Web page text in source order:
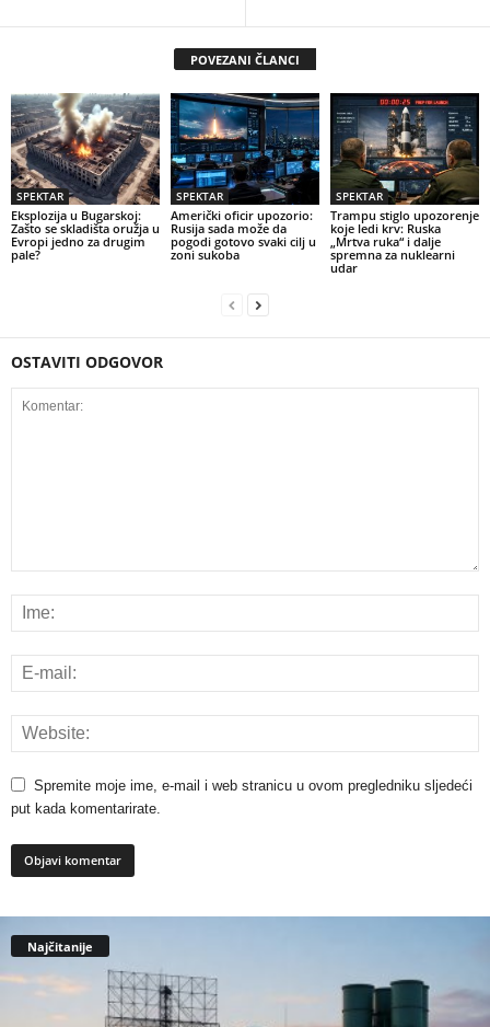
POVEZANI ČLANCI
SPEKTAR
Eksplozija u Bugarskoj:
Zašto se skladišta oružja u
Evropi jedno za drugim
pale?
SPEKTAR
Američki oficir upozorio:
Rusija sada može da
pogodi gotovo svaki cilj u
zoni sukoba
SPEKTAR
Trampu stiglo upozorenje
koje ledi krv: Ruska
„Mrtva ruka“ i dalje
spremna za nuklearni
udar
OSTAVITI ODGOVOR
Spremite moje ime, e-mail i web stranicu u ovom pregledniku sljedeći
put kada komentarirate.
Najčitanije